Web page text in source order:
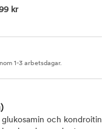
kr
1-3 arbetsdagar.
och kondroitin